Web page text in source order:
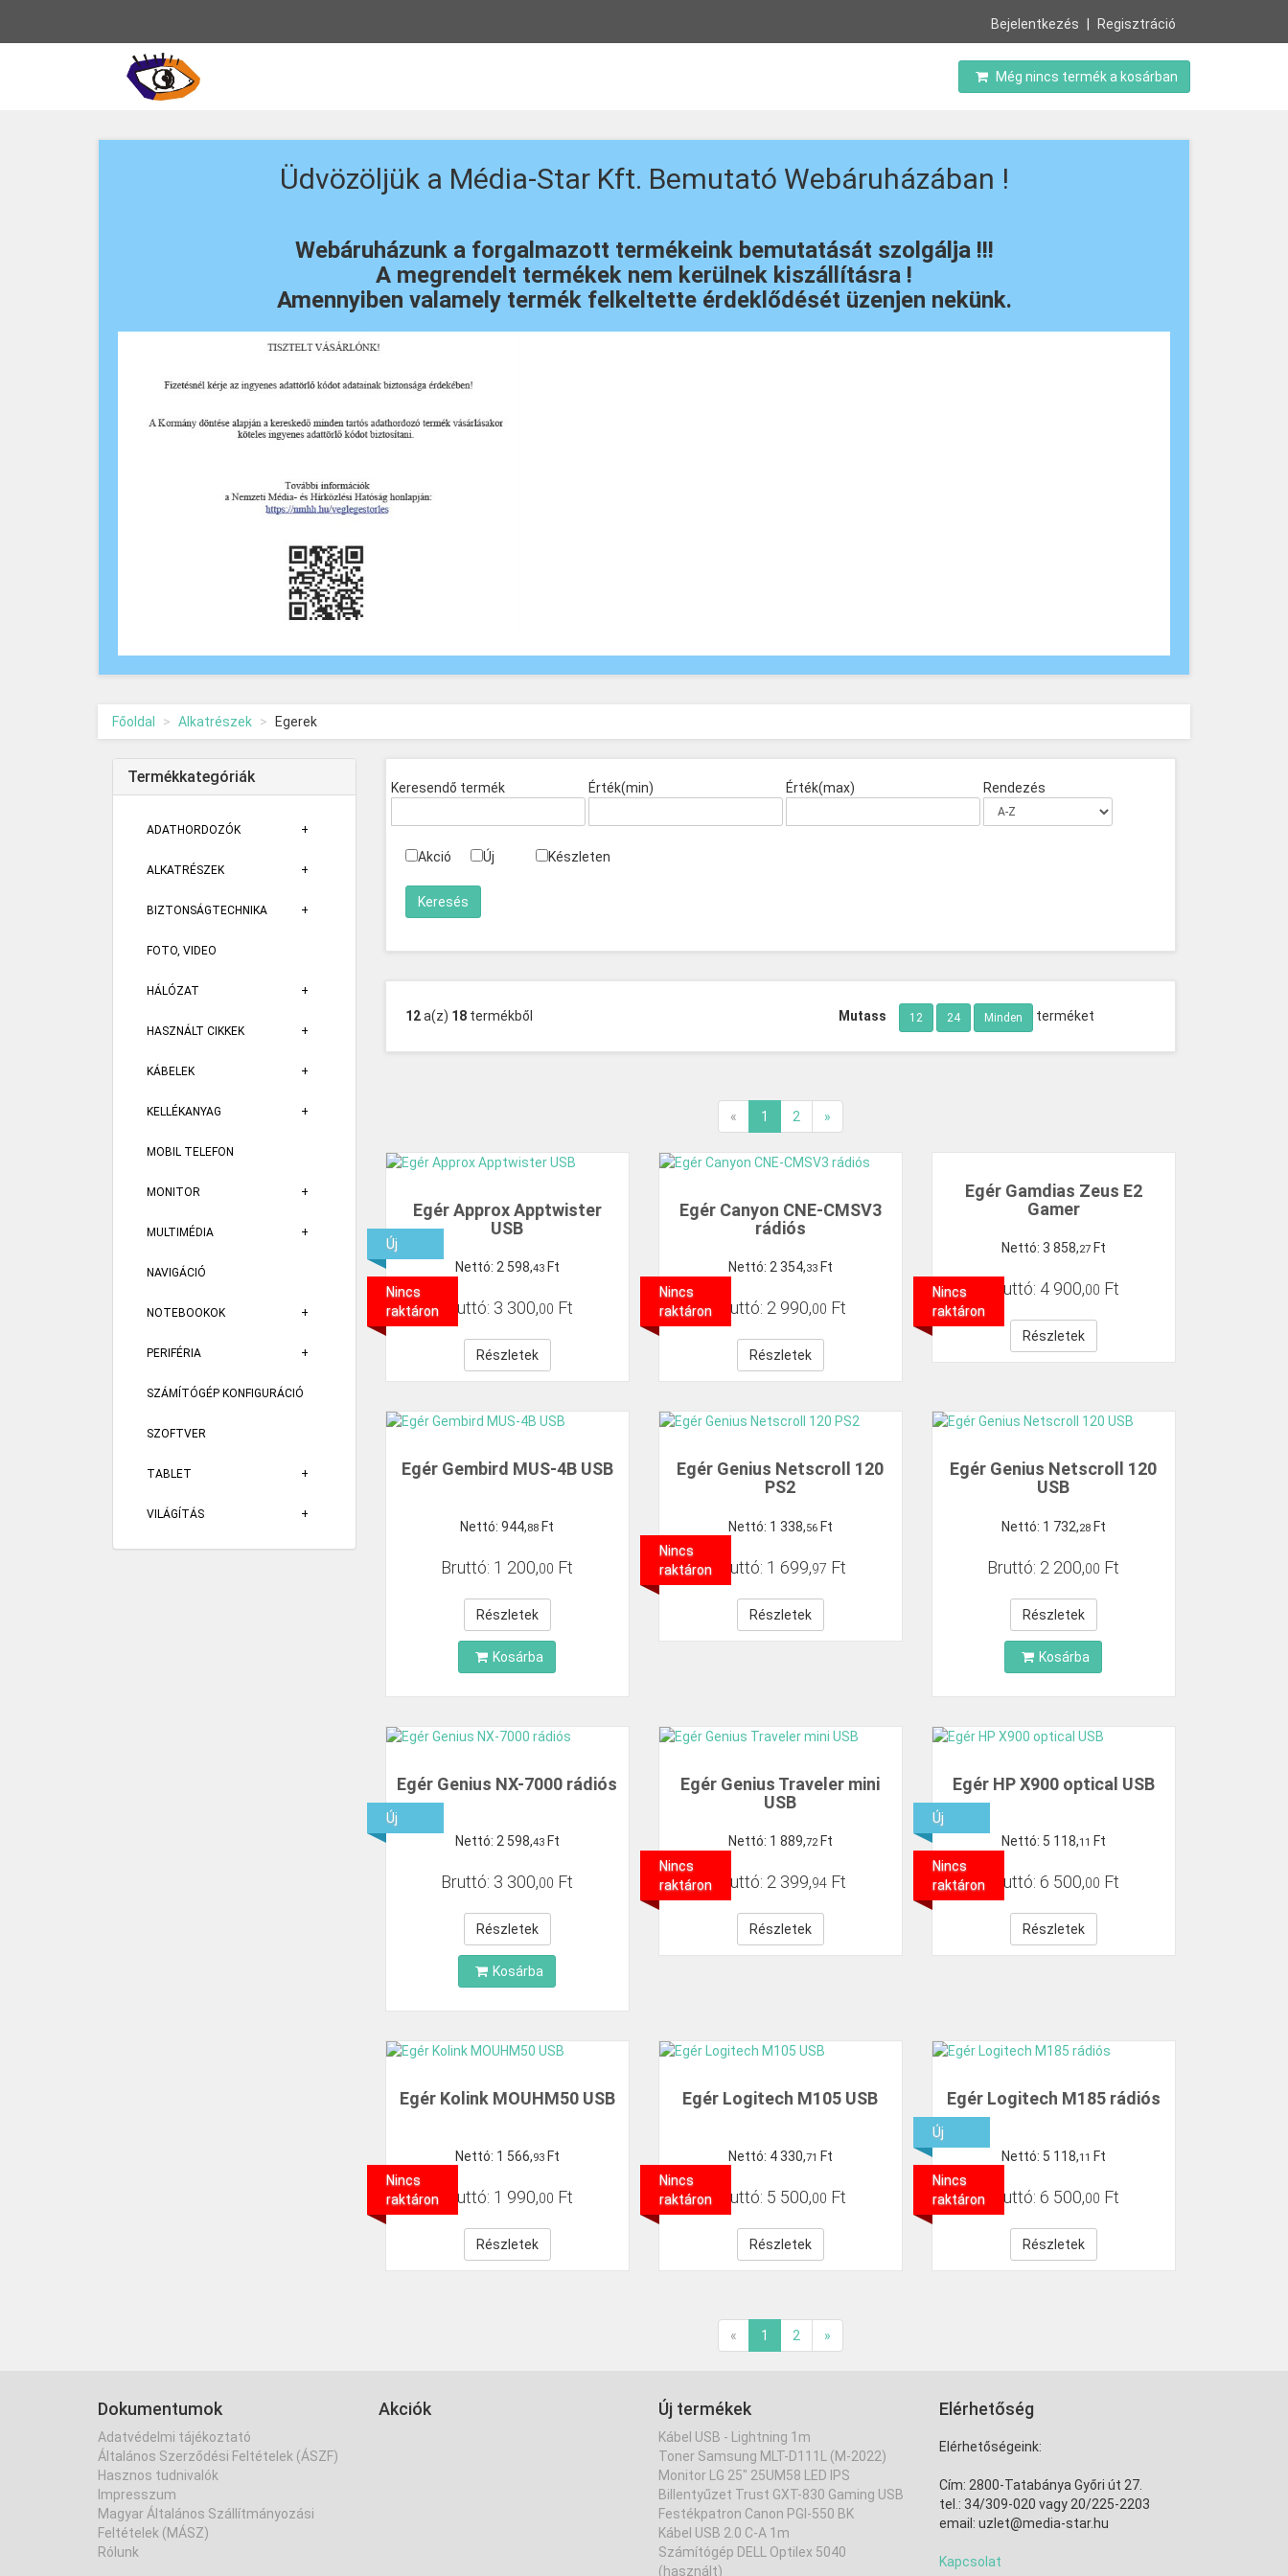
Bejelentkezés Regisztráció
Még nincs termék a kosárban
Üdvözöljük a Média-Star Kft. Bemutató Webáruházában !
Webáruházunk a forgalmazott termékeink bemutatását szolgálja !!!
A megrendelt termékek nem kerülnek kiszállításra !
Amennyiben valamely termék felkeltette érdeklődését üzenjen nekünk.
Főoldal Alkatrészek Egerek
Termékkategóriák
ADATHORDOZÓK
ALKATRÉSZEK
BIZTONSÁGTECHNIKA
FOTO, VIDEO
HÁLÓZAT
HASZNÁLT CIKKEK
KÁBELEK
KELLÉKANYAG
MOBIL TELEFON
MONITOR
MULTIMÉDIA
NAVIGÁCIÓ
NOTEBOOKOK
PERIFÉRIA
SZÁMÍTÓGÉP KONFIGURÁCIÓ
SZOFTVER
TABLET
VILÁGÍTÁS
Keresendő termék Érték(min) Érték(max) Rendezés
Akció Új Készleten
12a(z) 18 termékből Mutass 12 24 Minden terméket
« 1 2 »
Egér Approx Apptwister
USB
Nettó: 2 598,43 Ft
Bruttó: 3 300,00 Ft
Részletek
Új
Nincs
raktáron
Egér Canyon CNE-CMSV3
rádiós
Nettó: 2 354,33 Ft
Bruttó: 2 990,00 Ft
Részletek
Nincs
raktáron
Egér Gamdias Zeus E2
Gamer
Nettó: 3 858,27 Ft
Bruttó: 4 900,00 Ft
Részletek
Nincs
raktáron
Egér Gembird MUS-4B USB
Nettó:944,88 Ft
Bruttó: 1 200,00 Ft
Részletek
Kosárba
Egér Genius Netscroll 120
PS2
Nettó: 1 338,56 Ft
Bruttó: 1 699,97 Ft
Részletek
Nincs
raktáron
Egér Genius Netscroll 120
USB
Nettó: 1 732,28 Ft
Bruttó: 2 200,00 Ft
Részletek
Kosárba
Egér Genius NX-7000 rádiós
Nettó: 2 598,43 Ft
Bruttó: 3 300,00 Ft
Részletek
Kosárba
Új
Egér Genius Traveler mini
USB
Nettó: 1 889,72 Ft
Bruttó: 2 399,94 Ft
Részletek
Nincs
raktáron
Egér HP X900 optical USB
Nettó: 5 118,11 Ft
Bruttó: 6 500,00 Ft
Részletek
Új
Nincs
raktáron
Egér Kolink MOUHM50 USB
Nettó: 1 566,93 Ft
Bruttó: 1 990,00 Ft
Részletek
Nincs
raktáron
Egér Logitech M105 USB
Nettó: 4330,71 Ft
Bruttó: 5 500,00 Ft
Részletek
Nincs
raktáron
Egér Logitech M185 rádiós
Nettó: 5 118,11 Ft
Bruttó: 6 500,00 Ft
Részletek
Új
Nincs
raktáron
« 1 2 »
Dokumentumok
Adatvédelmi tájékoztató
Általános Szerződési Feltételek (ÁSZF)
Hasznos tudnivalók
Impresszum
Magyar Általános Szállítmányozási
Feltételek (MÁSZ)
Rólunk
Akciók Új termékek
Kábel USB - Lightning 1m
Toner Samsung MLT-D111L (M-2022)
Monitor LG 25" 25UM58 LED IPS
Billentyűzet Trust GXT-830 Gaming USB
Festékpatron Canon PGI-550 BK
Kábel USB 2.0 C-A 1m
Számítógép DELL Optilex 5040
(használt)
Elérhetőség
Elérhetőségeink:
Cím: 2800-Tatabánya Győri út 27.
tel.: 34/309-020 vagy 20/225-2203
email: uzlet@media-star.hu
Kapcsolat